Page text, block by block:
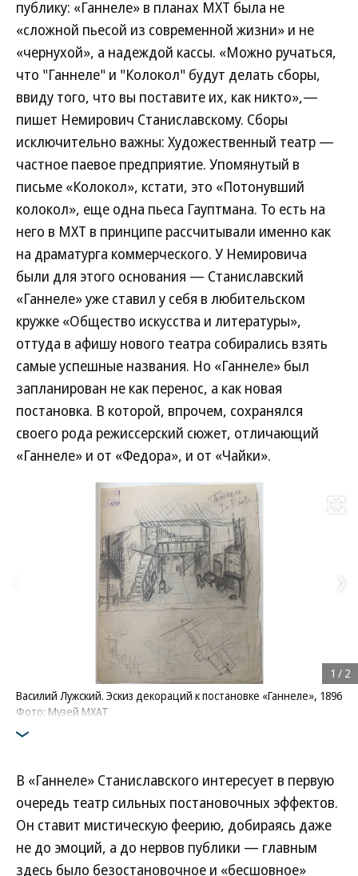
публику: «Ганнеле» в планах МХТ была не
«сложной пьесой из современной жизни» и не
«чернухой», а надеждой кассы. «Можно ручаться,
что "Ганнеле" и "Колокол" будут делать сборы,
ввиду того, что вы поставите их, как никто»,—
пишет Немирович Станиславскому. Сборы
исключительно важны: Художественный театр —
частное паевое предприятие. Упомянутый в
письме «Колокол», кстати, это «Потонувший
колокол», еще одна пьеса Гауптмана. То есть на
него в МХТ в принципе рассчитывали именно как
на драматурга коммерческого. У Немировича
были для этого основания — Станиславский
«Ганнеле» уже ставил у себя в любительском
кружке «Общество искусства и литературы»,
оттуда в афишу нового театра собирались взять
самые успешные названия. Но «Ганнеле» был
запланирован не как перенос, а как новая
постановка. В которой, впрочем, сохранялся
своего рода режиссерский сюжет, отличающий
«Ганнеле» и от «Федора», и от «Чайки».
Василий Лужский. Эскиз декораций к постановке «Ганнеле», 1896
Фото: Музей МХАТ
1 / 2
В «Ганнеле» Станиславского интересует в первую
очередь театр сильных постановочных эффектов.
Он ставит мистическую феерию, добираясь даже
не до эмоций, а до нервов публики — главным
здесь было безостановочное и «бесшовное»